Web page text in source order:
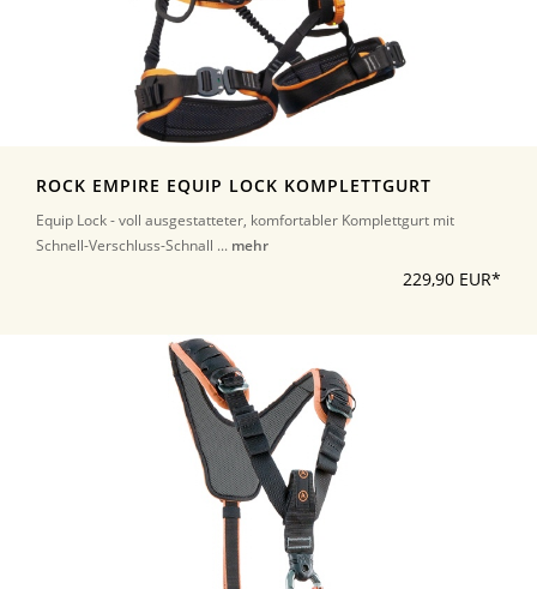
ROCK EMPIRE EQUIP LOCK KOMPLETTGURT
Equip Lock - voll ausgestatteter, komfortabler Komplettgurt mit
Schnell-Verschluss-Schnall ... mehr
229,90 EUR*